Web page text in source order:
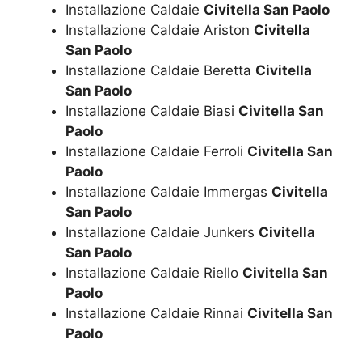
Installazione Caldaie Civitella San Paolo
Installazione Caldaie Ariston Civitella
San Paolo
Installazione Caldaie Beretta Civitella
San Paolo
Installazione Caldaie Biasi Civitella San
Paolo
Installazione Caldaie Ferroli Civitella San
Paolo
Installazione Caldaie Immergas Civitella
San Paolo
Installazione Caldaie Junkers Civitella
San Paolo
Installazione Caldaie Riello Civitella San
Paolo
Installazione Caldaie Rinnai Civitella San
Paolo